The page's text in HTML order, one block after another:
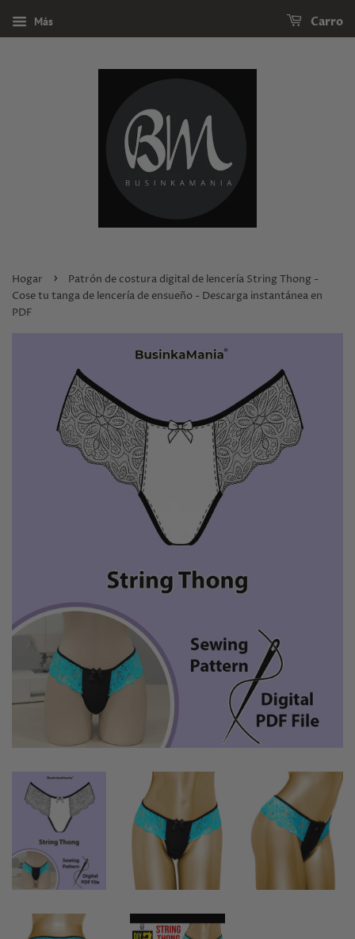
Más Carro
Hogar ›
Patrón de costura digital de lencería String Thong -
Cose tu tanga de lencería de ensueño - Descarga instantánea en
PDF